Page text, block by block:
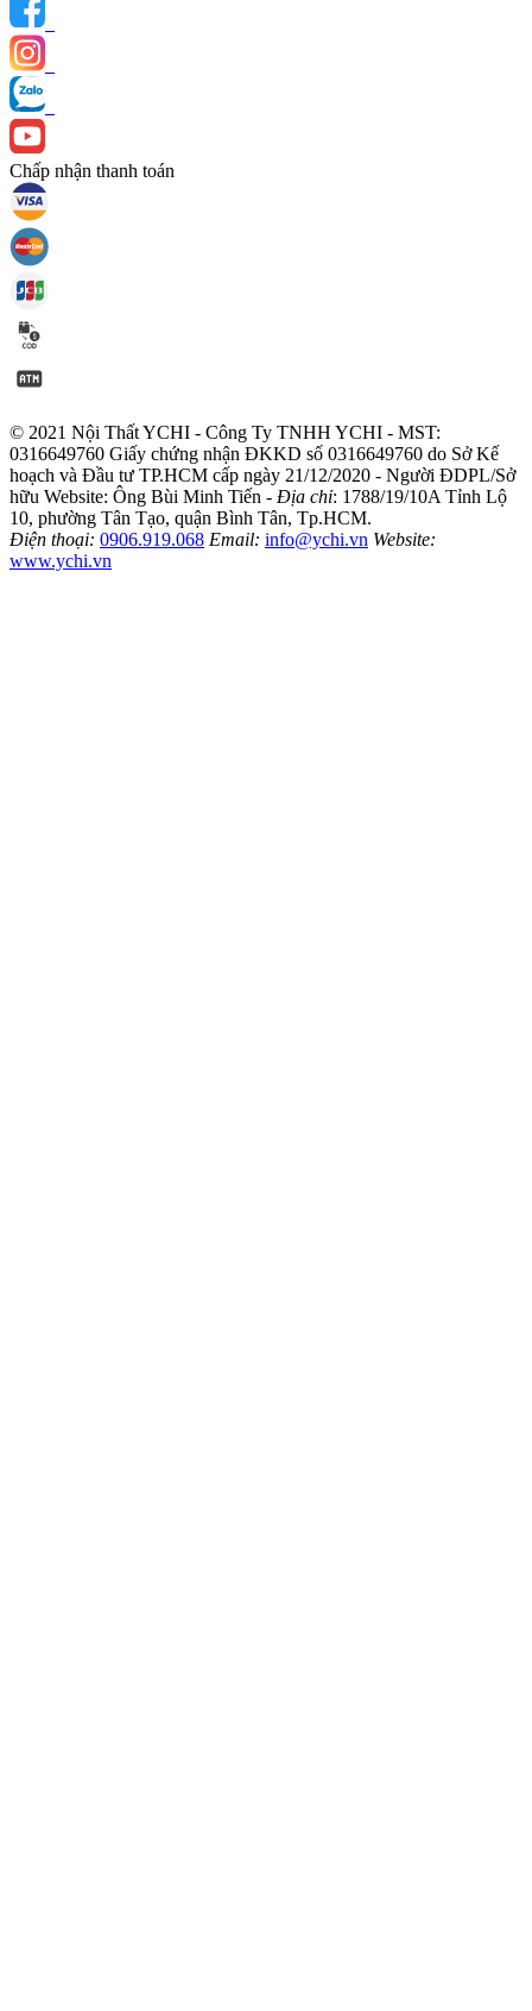
Chấp nhận thanh toán
© 2021 Nội Thất YCHI - Công Ty TNHH YCHI - MST:
0316649760 Giấy chứng nhận ĐKKD số 0316649760 do Sở Kế
hoạch và Đầu tư TP.HCM cấp ngày 21/12/2020 - Người ĐDPL/Sở
hữu Website: Ông Bùi Minh Tiến - Địa chỉ: 1788/19/10A Tỉnh Lộ
10, phường Tân Tạo, quận Bình Tân, Tp.HCM.
Điện thoại: 0906.919.068 Email: info@ychi.vn Website:
www.ychi.vn